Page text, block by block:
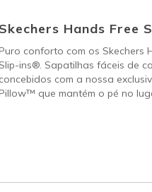
Skechers Hands Free
conforto com os Skechers
Slip-ins®. Sapatilhas fáceis de
concebidos com a nossa
que mantém o pé no